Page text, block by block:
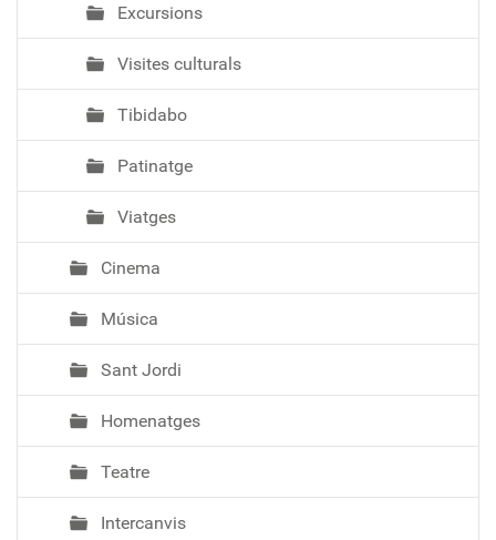
Excursions
Visites culturals
Tibidabo
Patinatge
Viatges
Cinema
Música
Sant Jordi
Homenatges
Teatre
Intercanvis